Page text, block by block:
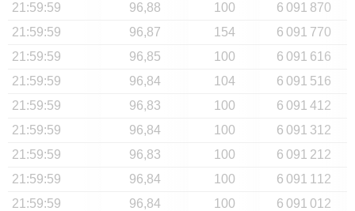
21:59:59
96,88 100
6 091 870
21:59:59
96,87 154
6 091 770
21:59:59
96,85 100
6 091 616
21:59:59
96,84 104
6 091 516
21:59:59
96,83 100
6 091 412
21:59:59
96,84 100
6 091 312
21:59:59
96,83 100
6 091 212
21:59:59
96,84 100
6 091 112
21:59:59
96,84 100
6 091 012